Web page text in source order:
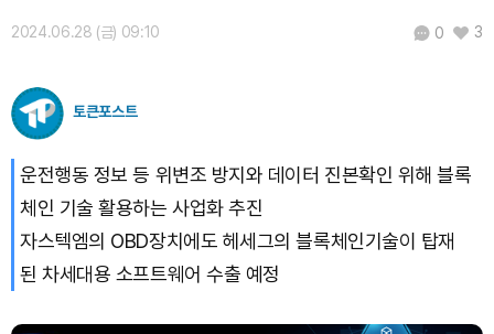
2024.06.28 (금) 09:10 0 3
토큰포스트
운전행동 정보 등 위변조 방지와 데이터 진본확인 위해 블록
체인 기술 활용하는 사업화 추진
자스텍엠의 OBD장치에도 헤세그의 블록체인기술이 탑재
된 차세대용 소프트웨어 수출 예정